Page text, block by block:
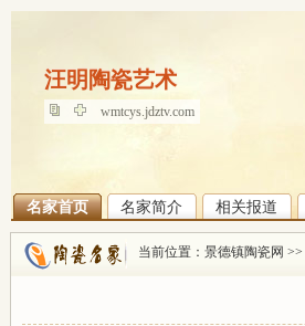
汪明陶瓷艺术
汪明陶瓷艺术
wmtcys.jdztv.com
名家首页 名家简介 相关报道
当前位置： 景德镇陶瓷网 >>